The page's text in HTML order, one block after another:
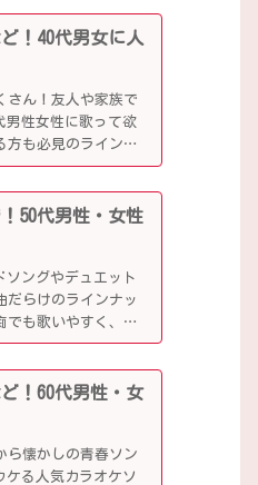
！40代男女に人
さん！友人や家族で
男性女性に歌って欲
方も必見のラインナ
50代男性・女性
ソングやデュエット
だらけのラインナッ
でも歌いやすく、送
！60代男性・女
ら懐かしの青春ソン
ケる人気カラオケソ